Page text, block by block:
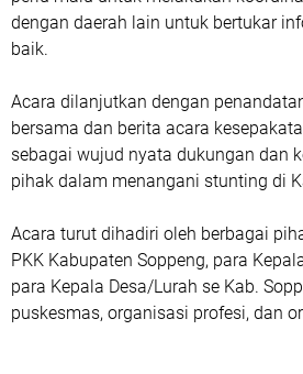
dengan daerah lain untuk bertukar
baik.
Acara dilanjutkan dengan
bersama dan berita acara
sebagai wujud nyata dukungan dan
pihak dalam menangani stunting di
Acara turut dihadiri oleh berbagai
PKK Kabupaten Soppeng, para
para Kepala Desa/Lurah se Kab.
puskesmas, organisasi profesi, dan